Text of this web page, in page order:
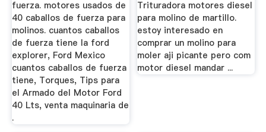
fuerza. motores usados de
40 caballos de fuerza para
molinos. cuantos caballos
de fuerza tiene la ford
explorer, Ford Mexico
cuantos caballos de fuerza
tiene, Torques, Tips para
el Armado del Motor Ford
40 Lts, venta maquinaria de
.
Trituradora motores diesel
para molino de martillo.
estoy interesado en
comprar un molino para
moler aji picante pero com
motor diesel mandar ...